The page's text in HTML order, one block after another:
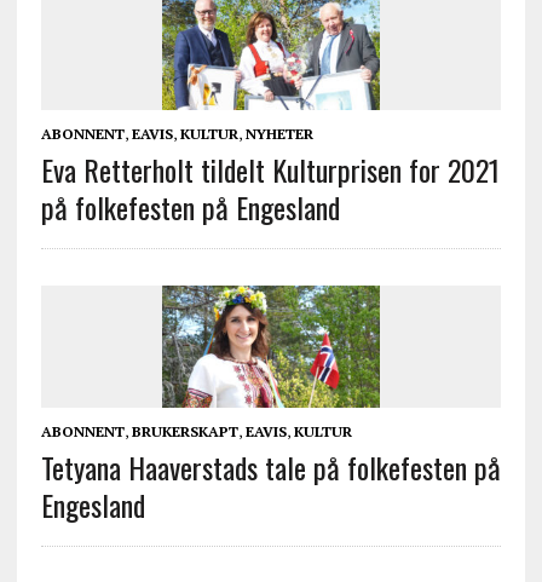
ABONNENT, EAVIS, KULTUR, NYHETER
Eva Retterholt tildelt Kulturprisen for 2021
på folkefesten på Engesland
ABONNENT, BRUKERSKAPT, EAVIS, KULTUR
Tetyana Haaverstads tale på folkefesten på
Engesland